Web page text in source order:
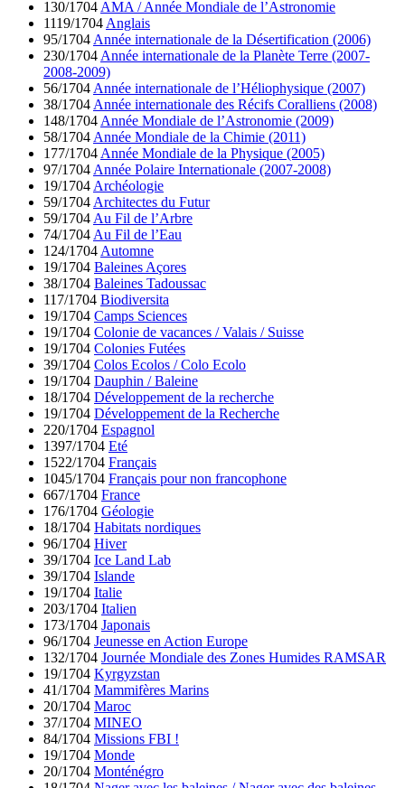
130/1704 AMA / Année Mondiale de l’Astronomie
1119/1704 Anglais
95/1704 Année internationale de la Désertification (2006)
230/1704 Année internationale de la Planète Terre (2007-
2008-2009)
56/1704 Année internationale de l’Héliophysique (2007)
38/1704 Année internationale des Récifs Coralliens (2008)
148/1704 Année Mondiale de l’Astronomie (2009)
58/1704 Année Mondiale de la Chimie (2011)
177/1704 Année Mondiale de la Physique (2005)
97/1704 Année Polaire Internationale (2007-2008)
19/1704 Archéologie
59/1704 Architectes du Futur
59/1704 Au Fil de l’Arbre
74/1704 Au Fil de l’Eau
124/1704 Automne
19/1704 Baleines Açores
38/1704 Baleines Tadoussac
117/1704 Biodiversita
19/1704 Camps Sciences
19/1704 Colonie de vacances / Valais / Suisse
19/1704 Colonies Futées
39/1704 Colos Ecolos / Colo Ecolo
19/1704 Dauphin / Baleine
18/1704 Développement de la recherche
19/1704 Développement de la Recherche
220/1704 Espagnol
1397/1704 Eté
1522/1704 Français
1045/1704 Français pour non francophone
667/1704 France
176/1704 Géologie
18/1704 Habitats nordiques
96/1704 Hiver
39/1704 Ice Land Lab
39/1704 Islande
19/1704 Italie
203/1704 Italien
173/1704 Japonais
96/1704 Jeunesse en Action Europe
132/1704 Journée Mondiale des Zones Humides RAMSAR
19/1704 Kyrgyzstan
41/1704 Mammifères Marins
20/1704 Maroc
37/1704 MINEO
84/1704 Missions FBI !
19/1704 Monde
20/1704 Monténégro